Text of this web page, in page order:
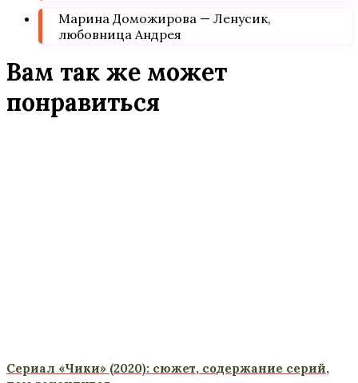
Марина Доможирова — Ленусик,
любовница Андрея
Вам так же может
понравиться
Сериал «Чики» (2020): сюжет, содержание серий,